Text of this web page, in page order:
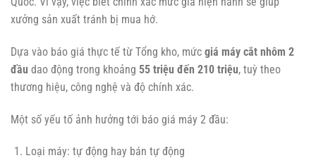
xưởng sản xuất tránh bị mua hớ.
Dựa vào báo giá thực tế từ Tổng kho, mức giá máy cắt nhôm 2
đầu dao động trong khoảng 55 triệu đến 210 triệu, tuỳ theo
thương hiệu, công nghệ và độ chính xác.
Một số yếu tố ảnh hưởng tới báo giá máy 2 đầu:
Loại máy: tự động hay bán tự động